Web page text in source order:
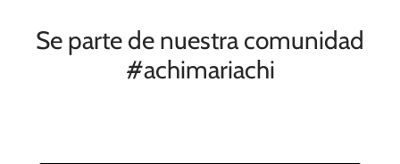
Se parte de nuestra comunidad
#achimariachi